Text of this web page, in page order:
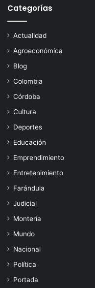
Categorías
Actualidad
Agroeconómica
Blog
Colombia
Córdoba
Cultura
Deportes
Educación
Emprendimiento
Entretenimiento
Farándula
Judicial
Montería
Mundo
Nacional
Política
Portada